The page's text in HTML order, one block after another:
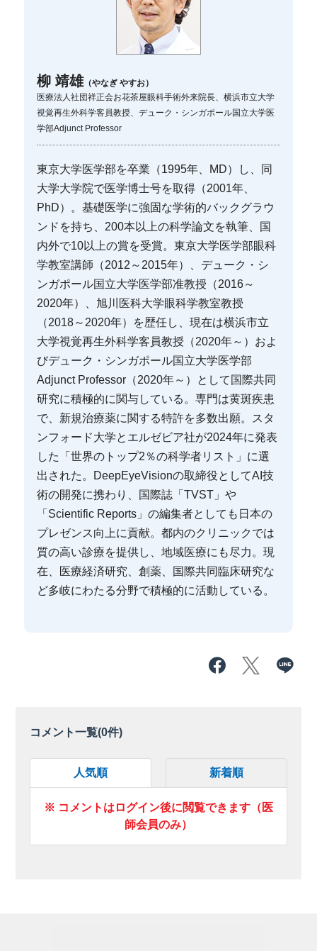
柳 靖雄 （やなぎ やすお）
医療法人社団祥正会お花茶屋眼科手術外来院長、横浜市立大学
視覚再生外科学客員教授、デューク・シンガポール国立大学医
学部Adjunct Professor
東京大学医学部を卒業（1995年、MD）し、同
大学大学院で医学博士号を取得（2001年、
PhD）。基礎医学に強固な学術的バックグラウ
ンドを持ち、200本以上の科学論文を執筆、国
内外で10以上の賞を受賞。東京大学医学部眼科
学教室講師（2012～2015年）、デューク・シ
ンガポール国立大学医学部准教授（2016～
2020年）、旭川医科大学眼科学教室教授
（2018～2020年）を歴任し、現在は横浜市立
大学視覚再生外科学客員教授（2020年～）およ
びデューク・シンガポール国立大学医学部
Adjunct Professor（2020年～）として国際共同
研究に積極的に関与している。専門は黄斑疾患
で、新規治療薬に関する特許を多数出願。スタ
ンフォード大学とエルゼビア社が2024年に発表
した「世界のトップ2％の科学者リスト」に選
出された。DeepEyeVisionの取締役としてAI技
術の開発に携わり、国際誌「TVST」や
「Scientific Reports」の編集者としても日本の
プレゼンス向上に貢献。都内のクリニックでは
質の高い診療を提供し、地域医療にも尽力。現
在、医療経済研究、創薬、国際共同臨床研究な
ど多岐にわたる分野で積極的に活動している。
コメント一覧(0件)
人気順 新着順
※ コメントはログイン後に閲覧できます（医
師会員のみ）